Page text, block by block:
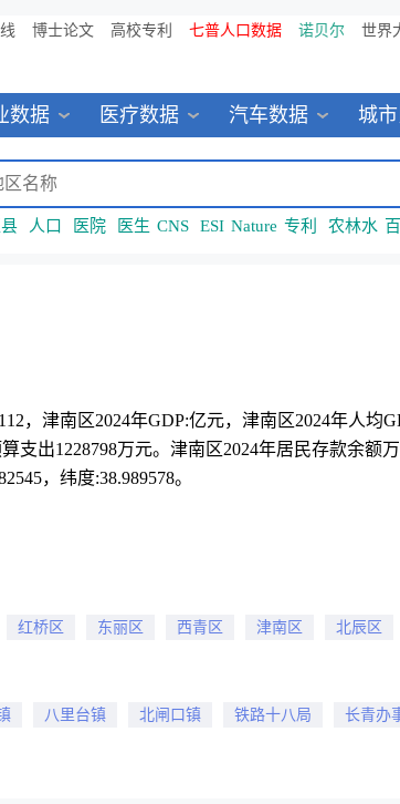
博士论文 高校专利 七普人口数据 诺贝尔 世界
数据 医疗数据 汽车数据 城
人口 医院 医生 CNS ESI Nature 专利 农林水
，津南区2024年GDP:亿元，津南区2024年人
支出1228798万元。津南区2024年居民存款余
，纬度:38.989578。
红桥区 东丽区 西青区 津南区 北辰区
八里台镇 北闸口镇 铁路十八局 长青办